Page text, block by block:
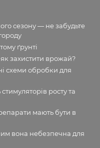
сезону — не забудьте
ґрунті
як захистити врожай?
схеми обробки для
росту та
мають бути в
вона небезпечна для